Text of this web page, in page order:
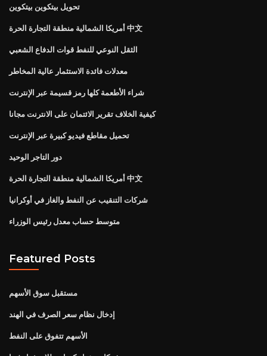
تحويل بيتكوين بيتكوين
أمريكا الشمالية منطقة التجارة الحرة 中文
الثقل النوعي للنفط قوات الدفاع الشعبي
معدلات فائدة الاستثمار عالية المخاطر
شراء الأطعمة كلها رمز قسيمة عبر الإنترنت
كيفية الخلاف تقرير الائتمان على الانترنت مجانا
تحميل مقاطع فيديو كبيرة عبر الإنترنت
دور التاجر الوحيد
أمريكا الشمالية منطقة التجارة الحرة 中文
شركات التنقيب عن النفط والغاز في أوكرانيا
متوسط ​​حساب معدل رئيس الوزراء
Featured Posts
مستقبل سوق الأسهم
إدخال نظام سعر الصرف في الهند
الأسهم تتفوق على النفط